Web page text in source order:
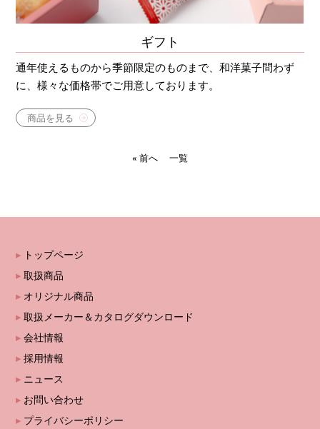
ギフト
通年使えるものから季節限定のものまで、和洋菓子問わず
に、様々な価格帯でご用意しております。
商品を見る
« 前へ 一覧
トップページ
取扱商品
オリジナル商品
取扱メーカー＆カタログダウンロード
会社情報
採用情報
ニュース
お問い合わせ
プライバシーポリシー